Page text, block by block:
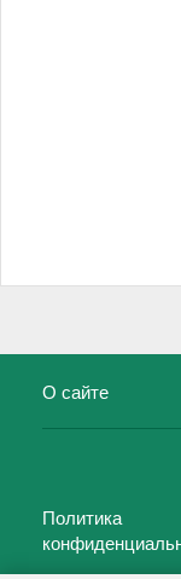
О сайте
Политика